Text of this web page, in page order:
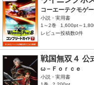
コーエーテクモゲ
小説・実用書
1～2巻
1,600pt～
レビュー投稿数0件
戦国無双４ 公
ω－Ｆｏｒｃｅ
小説・実用書